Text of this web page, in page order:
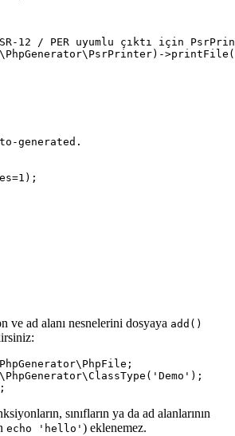
12 / PER uyumlu çıktı için
generated.
ve ad alanı nesnelerini dosyaya add()
sınıfların ya da ad alanlarının
echo 'hello' ) eklenemez.